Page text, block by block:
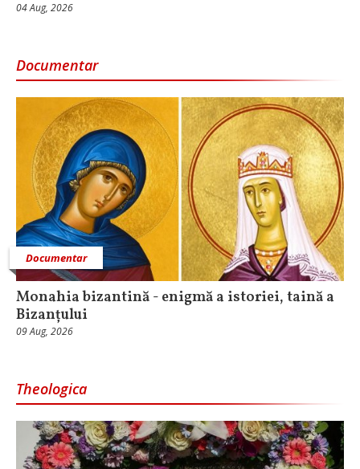
04 Aug, 2026
Documentar
Documentar
Monahia bizantină - enigmă a istoriei, taină a
Bizanțului
09 Aug, 2026
Theologica